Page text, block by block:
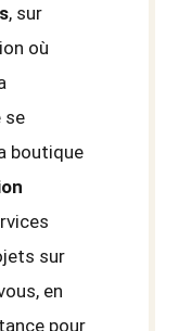
, sur
où
se
boutique
sur
en
pour